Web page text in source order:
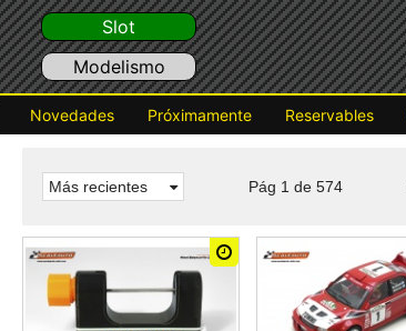
Slot
Modelismo
Novedades Próximamente Reservables
Más recientes Pág 1 de 574